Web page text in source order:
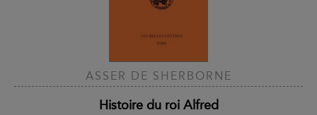
ASSER DE SHERBORNE
Histoire du roi Alfred